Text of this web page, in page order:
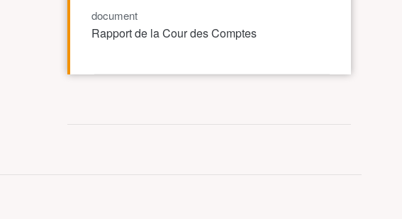
document
Rapport de la Cour des Comptes